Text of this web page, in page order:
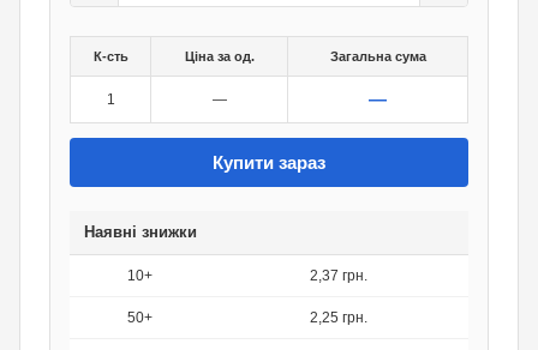
К-сть Ціна за од. Загальна сума
1 — —
Купити зараз
Наявні знижки
10+ 2,37 грн.
50+ 2,25 грн.